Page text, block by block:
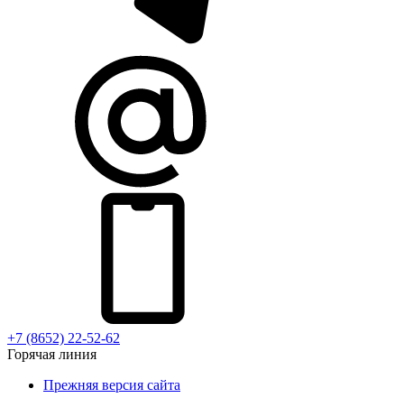
+7 (8652) 22-52-62
Горячая линия
Прежняя версия сайта